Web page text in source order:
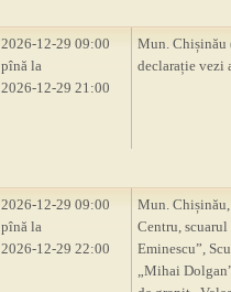
2026-12-29 09:00
pînă la
2026-12-29 21:00
Mun. Chișinău
declarație vezi
2026-12-29 09:00
pînă la
2026-12-29 22:00
Mun. Chișinău,
Centru,
Eminescu”,
„Mihai